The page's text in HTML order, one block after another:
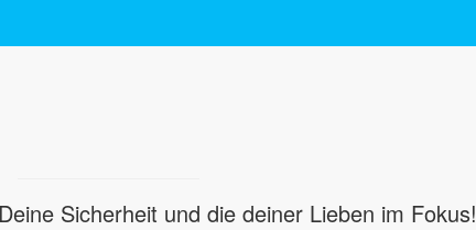
Sicherheit und die deiner Lieben im Fokus!